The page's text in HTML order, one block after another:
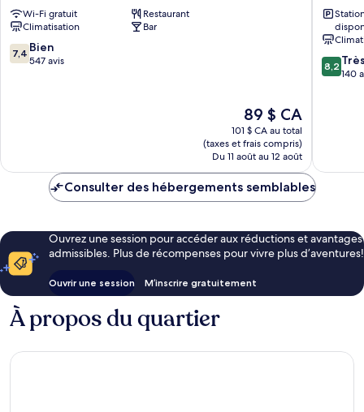
Lowkl
South
Beach
Wi-Fi gratuit
Restaurant
Climatisation
Bar
7.4
sur
7,4 Bien
547 avis
Le
prix
est
de
89 $ CA
89 $ CA
101 $ CA au total
(taxes et frais compris)
Du 11 août au 12 août
Beach
8.2
sur
8,2
140
Consulter des hébergements semblables
Ouvrez une session pour accéder aux réductions et avantages
admissibles. Plus de récompenses pour vivre plus d’aventures!
Ouvrir une session M’inscrire gratuitement
À propos du quartier